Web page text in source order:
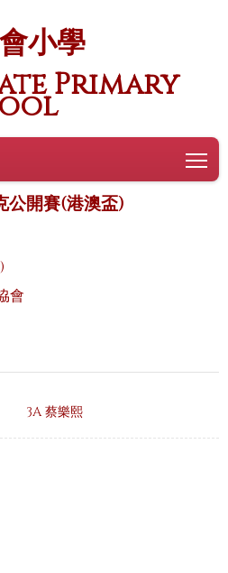
小學
Primary
公開賽(港澳盃)
會
3A 蔡樂熙